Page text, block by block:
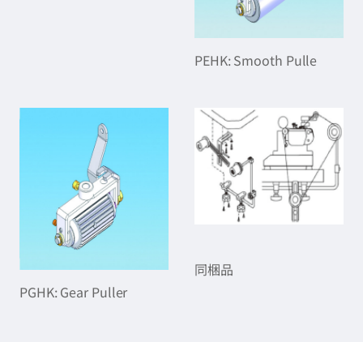
PEHK: Smooth Pulle
PGHK: Gear Puller
同梱品